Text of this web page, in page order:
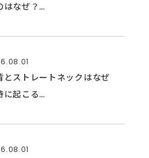
はなぜ？…
とストレートネックはなぜ
に起こる…